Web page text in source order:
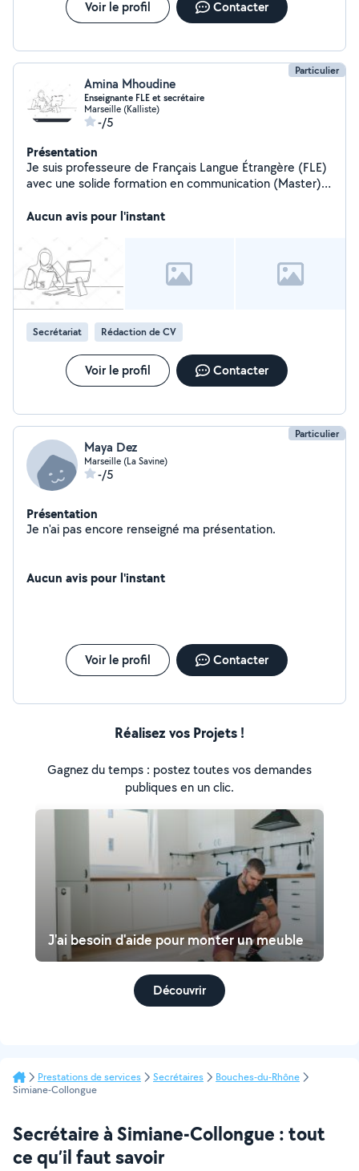
projets Cadrage de projet, création de supports visuels
(affiches, présentations), aide à la structuration d'idées
contacter pour discuter de votre besoin, même si vous
ne savez pas encore exactement ce qu'il vous faut !
Voir le profil Contacter
Particulier
Amina Mhoudine
Enseignante FLE et secrétaire
Marseille (Kalliste)
-/5
Présentation
Je suis professeure de Français Langue Étrangère (FLE)
avec une solide formation en communication (Master),
de secrétaire assistante.
Aucun avis pour l'instant
Secrétariat Rédaction de CV
Voir le profil Contacter
Particulier
Maya Dez
Marseille (La Savine)
-/5
Présentation
Je n'ai pas encore renseigné ma présentation.
Aucun avis pour l'instant
Voir le profil Contacter
Réalisez vos Projets !
Gagnez du temps : postez toutes vos demandes
publiques en un clic.
J'ai besoin d'aide pour monter un meuble
Découvrir
Prestations de services Secrétaires
Bouches-du-Rhône
Simiane-Collongue
Secrétaire à Simiane-Collongue : tout
ce qu’il faut savoir